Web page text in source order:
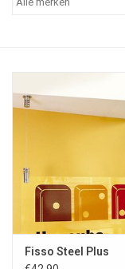
Fisso Steel Plus